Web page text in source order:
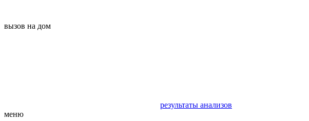
вызов на дом
результаты анализов
меню